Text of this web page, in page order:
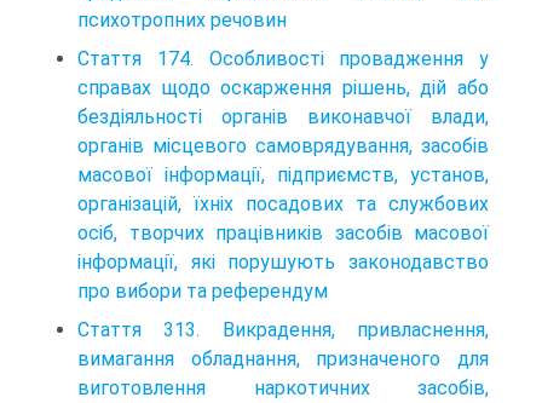
психотропних речовин
Стаття 174. Особливості провадження у
справах щодо оскарження рішень, дій або
бездіяльності органів виконавчої влади,
органів місцевого самоврядування, засобів
масової інформації, підприємств, установ,
організацій, їхніх посадових та службових
осіб, творчих працівників засобів масової
інформації, які порушують законодавство
про вибори та референдум
Стаття 313. Викрадення, привласнення,
вимагання обладнання, призначеного для
виготовлення наркотичних засобів,